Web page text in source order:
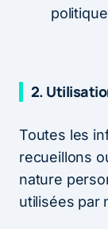
2.
Toutes les
recueillons
nature
utilisées par